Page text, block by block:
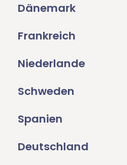
Dänemark
Frankreich
Niederlande
Schweden
Spanien
Deutschland